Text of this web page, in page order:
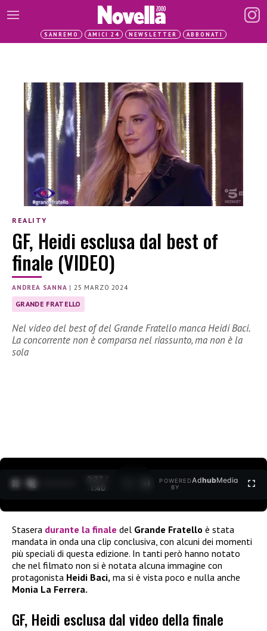
SANREMO AMICI 24 NEWSLETTER ABBONATI
REALITY
GF, Heidi esclusa dal best of
finale (VIDEO)
ANDREA SANNA |25 MARZO 2024
GRANDE FRATELLO
Nel video del best of del Grande Fratello manca Heidi Baci.
La concorrente non è comparsa nel riassunto, ma non è la
sola
0:29 /
1:40
POWERED
BY
AdhubMedia
Stasera durante la finale del Grande Fratello è stata
mandata in onda una clip conclusiva, con alcuni dei momenti
più speciali di questa edizione. In tanti però hanno notato
che nel filmato non si è notata alcuna immagine con
protagonista Heidi Baci, ma si è vista poco e nulla anche
Monia La Ferrera.
GF, Heidi esclusa dal video della finale